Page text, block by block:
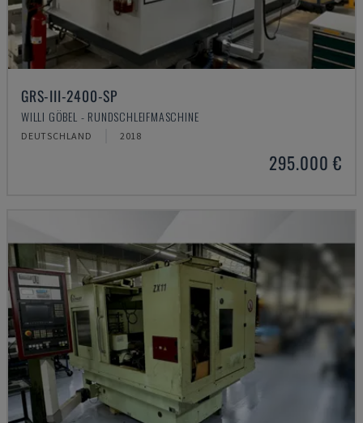
GRS-III-2400-SP
WILLI GÖBEL - RUNDSCHLEIFMASCHINE
DEUTSCHLAND 2018
295.000 €